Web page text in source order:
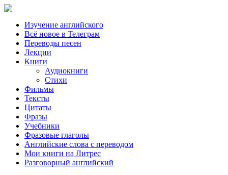
Изучение английского
Всё новое в Телеграм
Переводы песен
Лекции
Книги
Аудиокниги
Стихи
Фильмы
Тексты
Цитаты
Фразы
Учебники
Фразовые глаголы
Английские слова с переводом
Мои книги на Литрес
Разговорный английский